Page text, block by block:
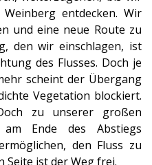
entdecken. Wir
und eine neue Route zu
den wir einschlagen, ist
des Flusses. Doch je
scheint der Übergang
Vegetation blockiert.
zu unserer großen
Ende des Abstiegs
den Fluss zu
Seite ist der Weg frei.